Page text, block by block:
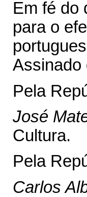
Em fé do
para o
Assinado
Pela
José
Cultura.
Pela
Carlos